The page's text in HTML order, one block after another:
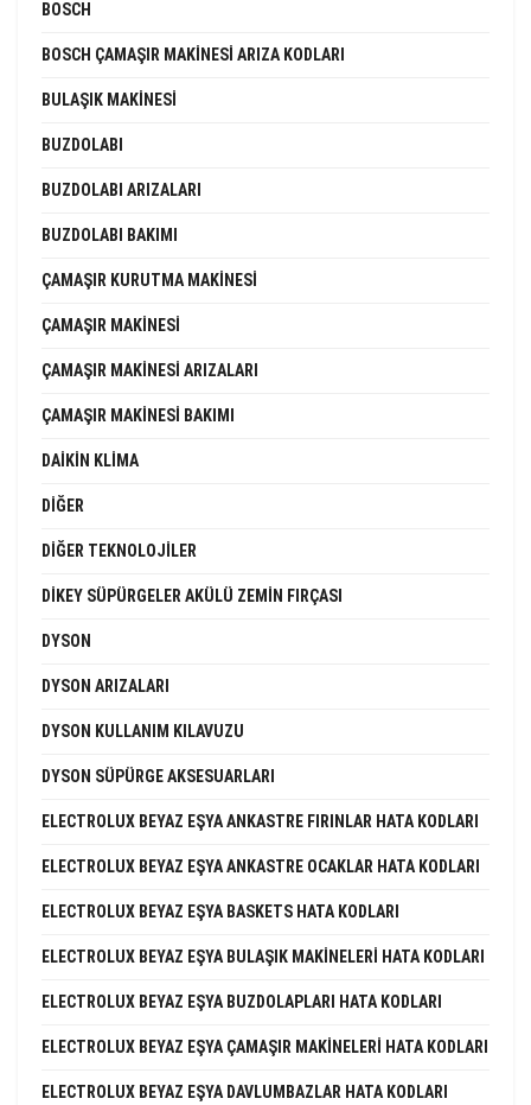
BOSCH
BOSCH ÇAMAŞIR MAKINESI ARIZA KODLARI
BULAŞIK MAKINESI
BUZDOLABI
BUZDOLABI ARIZALARI
BUZDOLABI BAKIMI
ÇAMAŞIR KURUTMA MAKINESI
ÇAMAŞIR MAKINESI
ÇAMAŞIR MAKINESI ARIZALARI
ÇAMAŞIR MAKINESI BAKIMI
DAIKIN KLIMA
DIĞER
DIĞER TEKNOLOJILER
DIKEY SÜPÜRGELER AKÜLÜ ZEMIN FIRÇASI
DYSON
DYSON ARIZALARI
DYSON KULLANIM KILAVUZU
DYSON SÜPÜRGE AKSESUARLARI
ELECTROLUX BEYAZ EŞYA ANKASTRE FIRINLAR HATA KODLARI
ELECTROLUX BEYAZ EŞYA ANKASTRE OCAKLAR HATA KODLARI
ELECTROLUX BEYAZ EŞYA BASKETS HATA KODLARI
ELECTROLUX BEYAZ EŞYA BULAŞIK MAKINELERI HATA KODLARI
ELECTROLUX BEYAZ EŞYA BUZDOLAPLARI HATA KODLARI
ELECTROLUX BEYAZ EŞYA ÇAMAŞIR MAKINELERI HATA KODLARI
ELECTROLUX BEYAZ EŞYA DAVLUMBAZLAR HATA KODLARI